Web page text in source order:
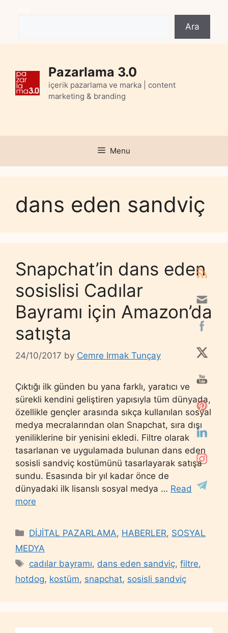
Ara
Pazarlama 3.0
içerik pazarlama ve marka | content
marketing & branding
Menu
dans eden sandviç
Snapchat’in dans eden
sosislisi Cadılar
Bayramı için Amazon’da
satışta
24/10/2017 by Cemre Irmak Tunçay
Çıktığı ilk günden bu yana farklı, yaratıcı ve
sürekli kendini geliştiren yapısıyla tüm dünyada,
özellikle gençler arasında sıkça kullanılan sosyal
medya mecralarından olan Snapchat, sıra dışı
yeniliklerine bir yenisini ekledi. Filtre olarak
tasarlanan ve uygulamada bulunan dans eden
sosisli sandviç kostümünü tasarlayarak satışa
sundu. Esasında bir yıl kadar önce de
dünyadaki ilk lisanslı sosyal medya … Read
more
Categories
DİJİTAL PAZARLAMA, HABERLER, SOSYAL
MEDYA
Tags
cadılar bayramı, dans eden sandviç,filtre,
hotdog, kostüm, snapchat, sosisli sandviç